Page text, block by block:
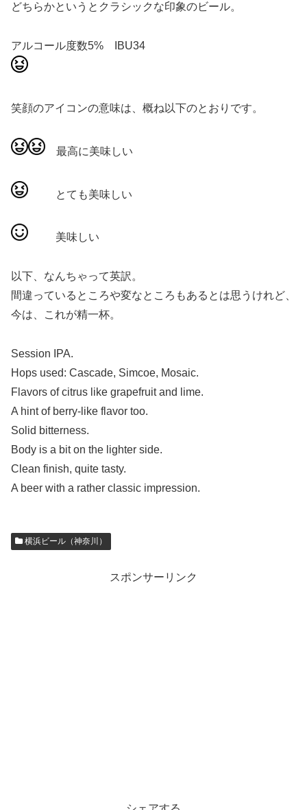
どちらかというとクラシックな印象のビール。
アルコール度数5% IBU34
笑顔のアイコンの意味は、概ね以下のとおりです。
最高に美味しい
とても美味しい
美味しい
以下、なんちゃって英訳。
間違っているところや変なところもあるとは思うけれど、
今は、これが精一杯。
Session IPA.
Hops used: Cascade, Simcoe, Mosaic.
Flavors of citrus like grapefruit and lime.
A hint of berry-like flavor too.
Solid bitterness.
Body is a bit on the lighter side.
Clean finish, quite tasty.
A beer with a rather classic impression.
横浜ビール（神奈川）
スポンサーリンク